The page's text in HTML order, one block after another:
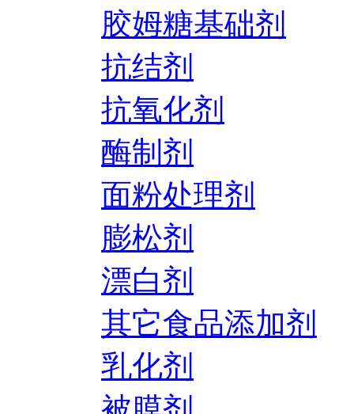
胶姆糖基础剂
抗结剂
抗氧化剂
酶制剂
面粉处理剂
膨松剂
漂白剂
其它食品添加剂
乳化剂